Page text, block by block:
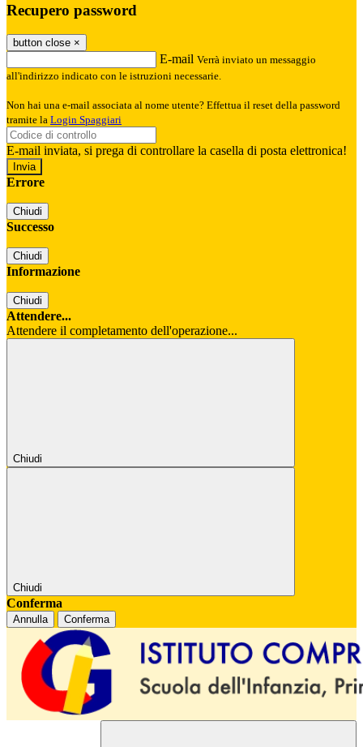
Recupero password
button close ×
E-mail Verrà inviato un messaggio
all'indirizzo indicato con le istruzioni necessarie.
Non hai una e-mail associata al nome utente? Effettua il reset della password
tramite la Login Spaggiari
E-mail inviata, si prega di controllare la casella di posta elettronica!
Errore
Chiudi
Successo
Chiudi
Informazione
Chiudi
Attendere...
Attendere il completamento dell'operazione...
Chiudi
Chiudi
Conferma
Annulla Conferma